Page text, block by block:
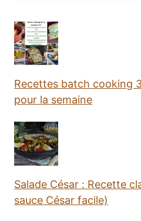
Recettes batch cooking
pour la semaine
Salade César : Recette
sauce César facile)